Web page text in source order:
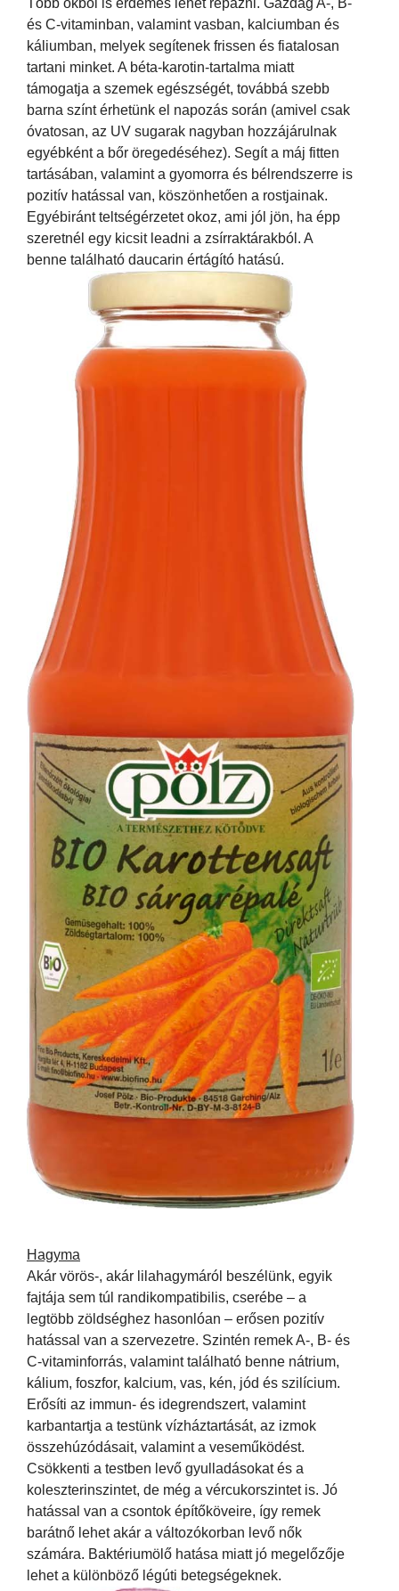
Több okból is érdemes lehet répázni. Gazdag A-, B-
és C-vitaminban, valamint vasban, kalciumban és
káliumban, melyek segítenek frissen és fiatalosan
tartani minket. A béta-karotin-tartalma miatt
támogatja a szemek egészségét, továbbá szebb
barna színt érhetünk el napozás során (amivel csak
óvatosan, az UV sugarak nagyban hozzájárulnak
egyébként a bőr öregedéséhez). Segít a máj fitten
tartásában, valamint a gyomorra és bélrendszerre is
pozitív hatással van, köszönhetően a rostjainak.
Egyébiránt teltségérzetet okoz, ami jól jön, ha épp
szeretnél egy kicsit leadni a zsírraktárakból. A
benne található daucarin értágító hatású.
Hagyma
Akár vörös-, akár lilahagymáról beszélünk, egyik
fajtája sem túl randikompatibilis, cserébe – a
legtöbb zöldséghez hasonlóan – erősen pozitív
hatással van a szervezetre. Szintén remek A-, B- és
C-vitaminforrás, valamint található benne nátrium,
kálium, foszfor, kalcium, vas, kén, jód és szilícium.
Erősíti az immun- és idegrendszert, valamint
karbantartja a testünk vízháztartását, az izmok
összehúzódásait, valamint a veseműködést.
Csökkenti a testben levő gyulladásokat és a
koleszterinszintet, de még a vércukorszintet is. Jó
hatással van a csontok építőköveire, így remek
barátnő lehet akár a változókorban levő nők
számára. Baktériumölő hatása miatt jó megelőzője
lehet a különböző légúti betegségeknek.